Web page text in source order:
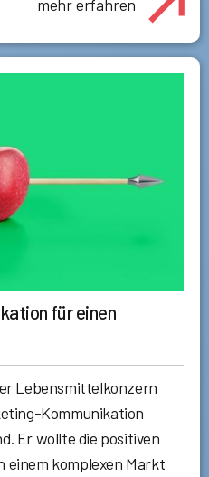
mehr erfahren
für einen
Lebensmittelkonzern
Kommunikation
Er wollte die positiven
einem komplexen Markt